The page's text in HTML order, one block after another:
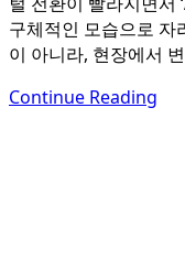
구체적인 모습으로 자
이 아니라, 현장에서
Continue Reading